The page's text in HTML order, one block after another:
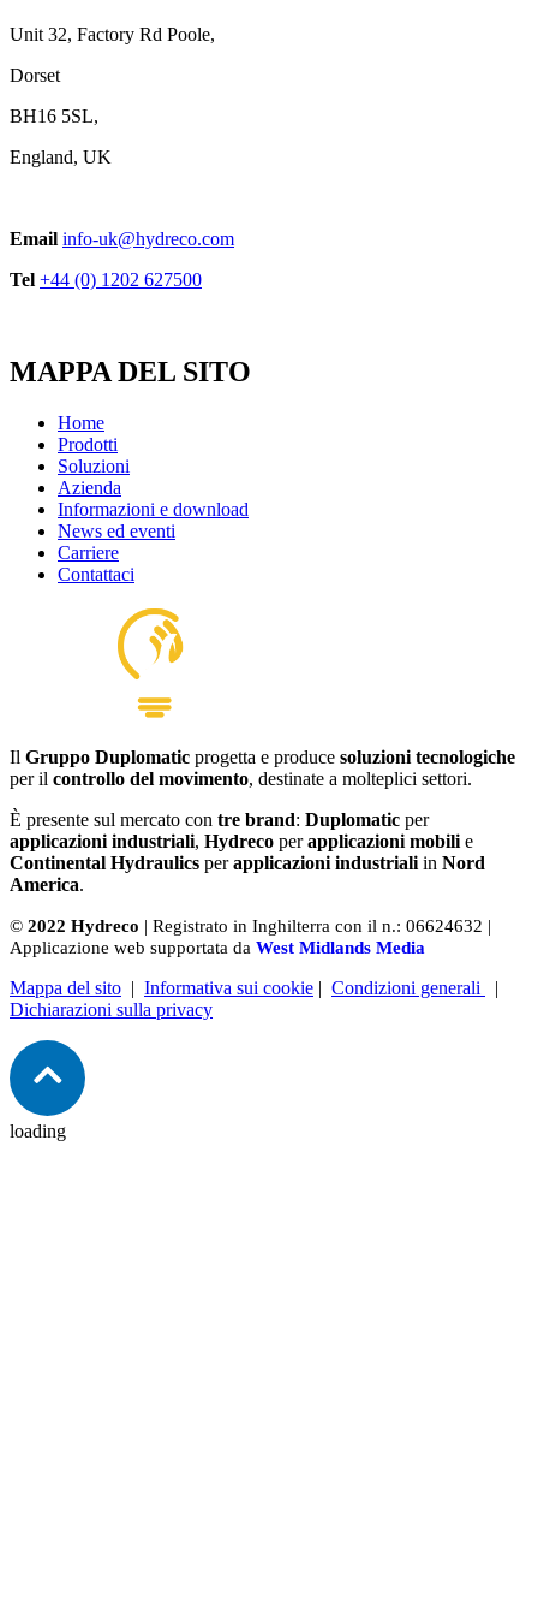
Unit 32, Factory Rd Poole,
Dorset
BH16 5SL,
England, UK
Email info-uk@hydreco.com
Tel +44 (0) 1202 627500
MAPPA DEL SITO
Home
Prodotti
Soluzioni
Azienda
Informazioni e download
News ed eventi
Carriere
Contattaci
Il Gruppo Duplomatic progetta e produce soluzioni tecnologiche
per il controllo del movimento, destinate a molteplici settori.
È presente sul mercato con tre brand: Duplomatic per
applicazioni industriali, Hydreco perapplicazioni mobili e
Continental Hydraulics perapplicazioni industriali in Nord
America.
© 2022 Hydreco | Registrato in Inghilterra con il n.: 06624632 |
Applicazione web supportata da West Midlands Media
Mappa del sito | Informativa sui cookie | Condizioni generali
|
Dichiarazioni sulla privacy
loading